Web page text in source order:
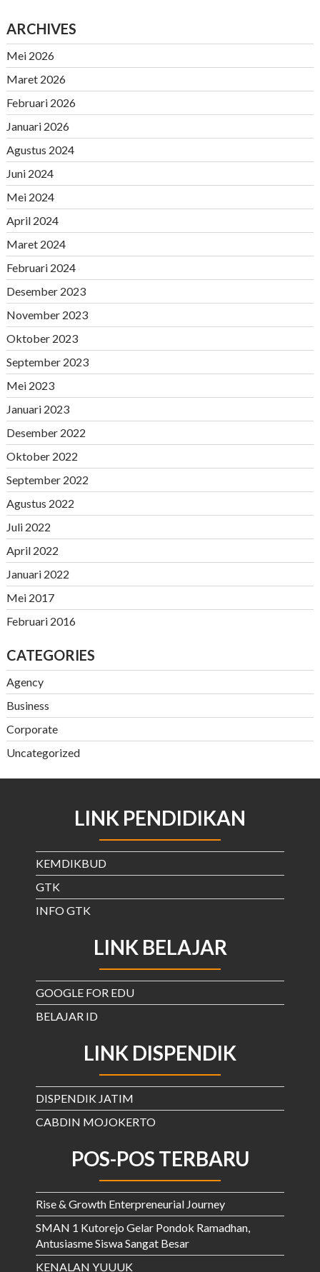
ARCHIVES
Mei 2026
Maret 2026
Februari 2026
Januari 2026
Agustus 2024
Juni 2024
Mei 2024
April 2024
Maret 2024
Februari 2024
Desember 2023
November 2023
Oktober 2023
September 2023
Mei 2023
Januari 2023
Desember 2022
Oktober 2022
September 2022
Agustus 2022
Juli 2022
April 2022
Januari 2022
Mei 2017
Februari 2016
CATEGORIES
Agency
Business
Corporate
Uncategorized
LINK PENDIDIKAN
KEMDIKBUD
GTK
INFO GTK
LINK BELAJAR
GOOGLE FOR EDU
BELAJAR ID
LINK DISPENDIK
DISPENDIK JATIM
CABDIN MOJOKERTO
POS-POS TERBARU
Rise & Growth Enterpreneurial Journey
SMAN 1 Kutorejo Gelar Pondok Ramadhan,
Antusiasme Siswa Sangat Besar
KENALAN YUUUK